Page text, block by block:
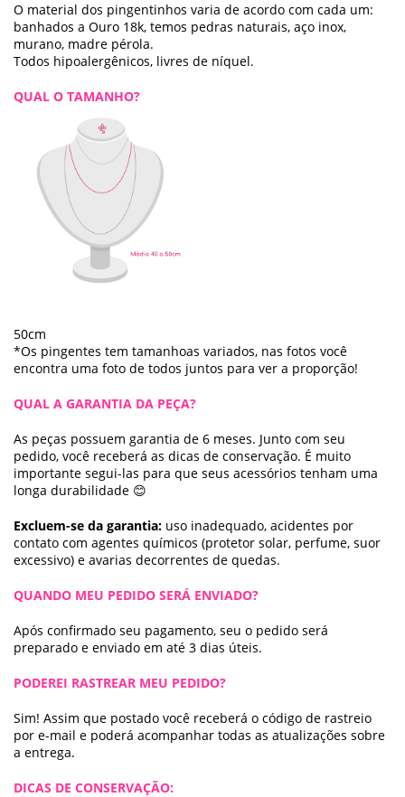
O material dos pingentinhos varia de acordo com cada um:
banhados a Ouro 18k, temos pedras naturais, aço inox,
murano, madre pérola.
Todos hipoalergênicos, livres de níquel.
QUAL O TAMANHO?
50cm
*Os pingentes tem tamanhoas variados, nas fotos você
encontra uma foto de todos juntos para ver a proporção!
QUAL A GARANTIA DA PEÇA?
As peças possuem garantia de 6 meses. Junto com seu
pedido, você receberá as dicas de conservação. É muito
importante segui-las para que seus acessórios tenham uma
longa durabilidade 😊
Excluem-se da garantia: uso inadequado, acidentes por
contato com agentes químicos (protetor solar, perfume, suor
excessivo) e avarias decorrentes de quedas.
QUANDO MEU PEDIDO SERÁ ENVIADO?
Após confirmado seu pagamento, seu o pedido será
preparado e enviado em até 3 dias úteis.
PODEREI RASTREAR MEU PEDIDO?
Sim! Assim que postado você receberá o código de rastreio
por e-mail e poderá acompanhar todas as atualizações sobre
a entrega.
DICAS DE CONSERVAÇÃO: